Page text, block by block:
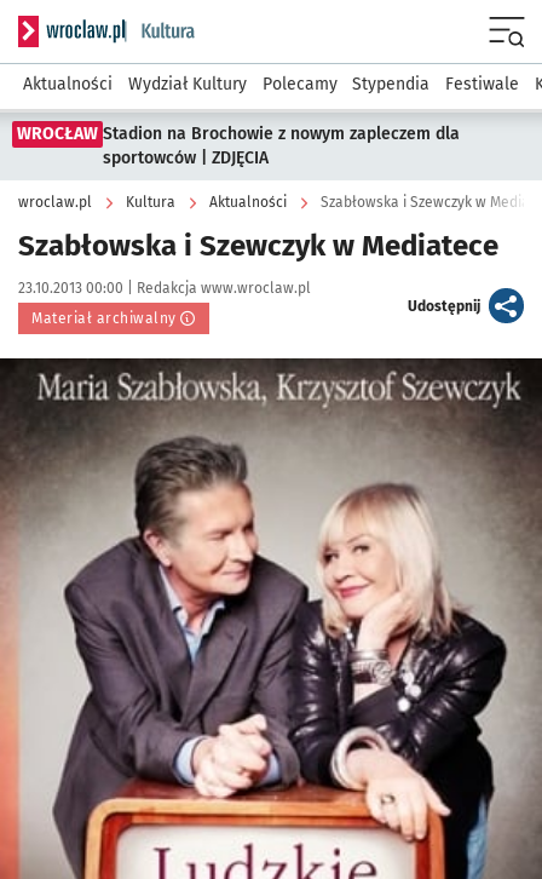
Serwis informacyjny wroclaw.pl podserwis: Kultura
Aktualności Wydział Kultury Polecamy Stypendia Festiwale
WROCŁAW Stadion na Brochowie z nowym zapleczem dla
sportowców | ZDJĘCIA
wroclaw.pl Kultura Aktualności Szabłowska i Szewczyk w
Szabłowska i Szewczyk w Mediatece
Data publikacji:
23.10.2013 00:00 | Autor:
Redakcja www.wroclaw.pl
Materiał archiwalny
Udostępnijartykuł
Kliknij, aby powiększyć